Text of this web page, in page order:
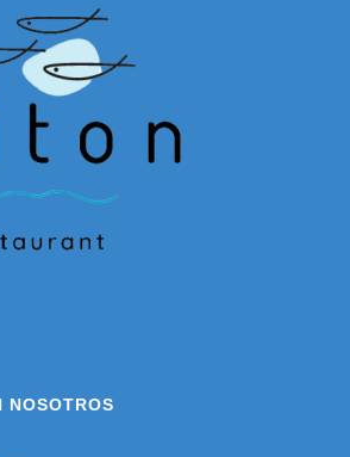
NOSOTROS